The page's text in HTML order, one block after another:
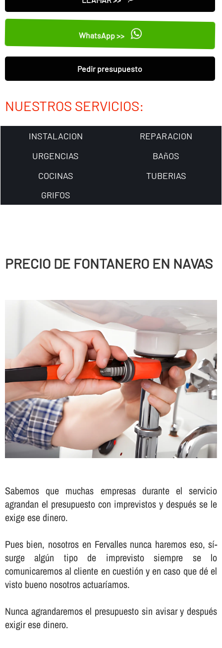
WhatsApp >>
Pedir presupuesto
NUESTROS SERVICIOS:
INSTALACION
REPARACION
URGENCIAS
BAñOS
COCINAS
TUBERIAS
GRIFOS
PRECIO DE FONTANERO EN NAVAS
Sabemos que muchas empresas durante el servicio
agrandan el presupuesto con imprevistos y después se le
exige ese dinero.
Pues bien, nosotros en Fervalles nunca haremos eso, sí­
surge algún tipo de imprevisto siempre se lo
comunicaremos al cliente en cuestión y en caso que dé el
visto bueno nosotros actuarí­amos.
Nunca agrandaremos el presupuesto sin avisar y después
exigir ese dinero.